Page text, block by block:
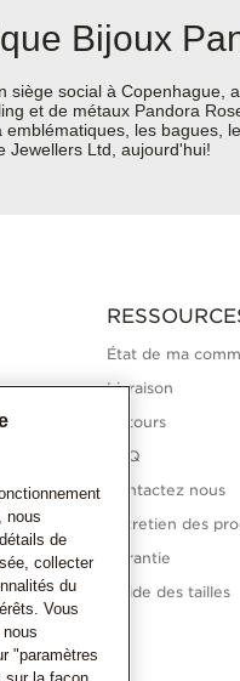
Bijoux
siège social à Copenhague,
et de métaux Pandora
les bagues,
Jewellers Ltd, aujourd'hui!
État de ma
Livraison
Retours
FAQ
Contactez nous
Entretien des
Garantie
Guide des tailles
nous
de
collecter
du
Vous
"paramètres